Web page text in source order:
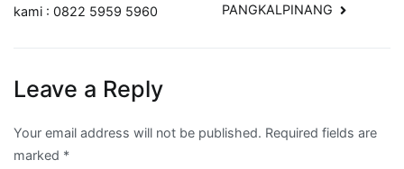
kami : 0822 5959 5960
PANGKALPINANG
Leave a Reply
Your email address will not be published. Required fields are
marked *